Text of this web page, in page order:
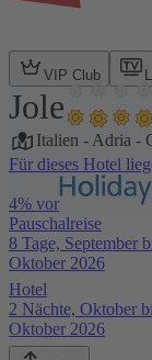
VIP Club
Jole
Italien -Adria -
Für dieses Hotel
4% vor
Pauschalreise
8 Tage, September
Oktober 2026
Hotel
2 Nächte, Oktober
Oktober 2026